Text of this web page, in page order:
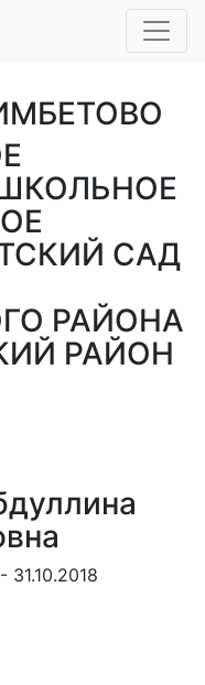
САД
РАЙОНА
РАЙОН